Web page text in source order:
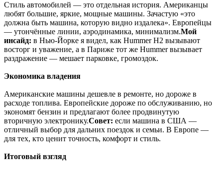
Стиль автомобилей — это отдельная история. Американцы
любят большие, яркие, мощные машины. Зачастую «это
должна быть машина, которую видно издалека». Европейцы
— утончённые линии, аэродинамика, минимализм.Мой
инсайд: в Нью-Йорке я видел, как Hummer H2 вызывают
восторг и уважение, а в Париже тот же Hummer вызывает
раздражение — мешает парковке, громоздок.
Экономика владения
Американские машины дешевле в ремонте, но дороже в
расходе топлива. Европейские дороже по обслуживанию, но
экономят бензин и предлагают более продвинутую
вторичную электронику.Совет: если машина в США —
отличный выбор для дальних поездок и семьи. В Европе —
для тех, кто ценит точность, комфорт и стиль.
Итоговый взгляд